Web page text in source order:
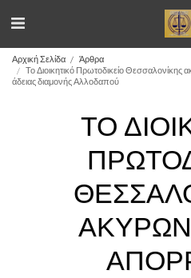
Αρχική Σελίδα
Άρθρα
Το Διοικητικό Πρωτοδικείο
άδειας διαμονής Αλλοδαπού
ΤΟ